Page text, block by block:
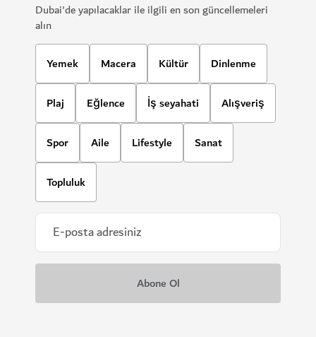
Dubai'de yapılacaklar ile ilgili en son güncellemeleri
alın
Yemek Macera Kültür Dinlenme
Plaj Eğlence İş seyahati Alışveriş
Spor Aile Lifestyle Sanat
Topluluk